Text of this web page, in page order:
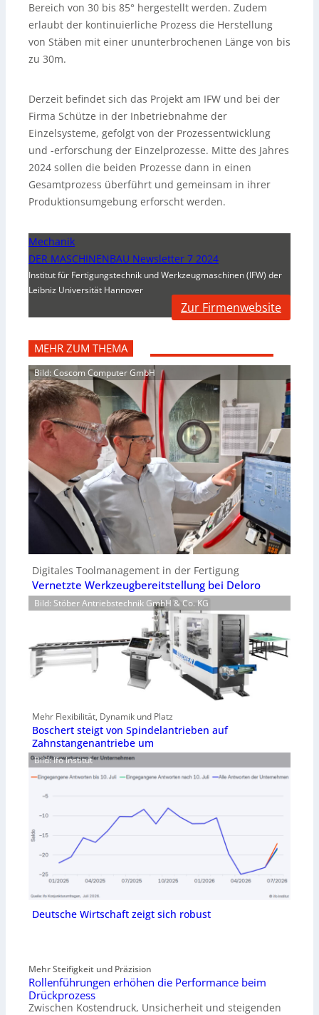
Bereich von 30 bis 85° hergestellt werden. Zudem
erlaubt der kontinuierliche Prozess die Herstellung
von Stäben mit einer ununterbrochenen Länge von bis
zu 30m.
Derzeit befindet sich das Projekt am IFW und bei der
Firma Schütze in der Inbetriebnahme der
Einzelsysteme, gefolgt von der Prozessentwicklung
und -erforschung der Einzelprozesse. Mitte des Jahres
2024 sollen die beiden Prozesse dann in einen
Gesamtprozess überführt und gemeinsam in ihrer
Produktionsumgebung erforscht werden.
Mechanik
DER MASCHINENBAU Newsletter 7 2024
Institut für Fertigungstechnik und Werkzeugmaschinen (IFW) der
Leibniz Universität Hannover
Zur Firmenwebsite
MEHR ZUM THEMA
Bild: Coscom Computer GmbH
Digitales Toolmanagement in der Fertigung
Vernetzte Werkzeugbereitstellung bei Deloro
Bild: Stöber Antriebstechnik GmbH & Co. KG
Mehr Flexibilität, Dynamik und Platz
Boschert steigt von Spindelantrieben auf
Zahnstangenantriebe um
Bild: Ifo Institut
Deutsche Wirtschaft zeigt sich robust
Mehr Steifigkeit und Präzision
Rollenführungen erhöhen die Performance beim
Drückprozess
Zwischen Kostendruck, Unsicherheit und steigenden